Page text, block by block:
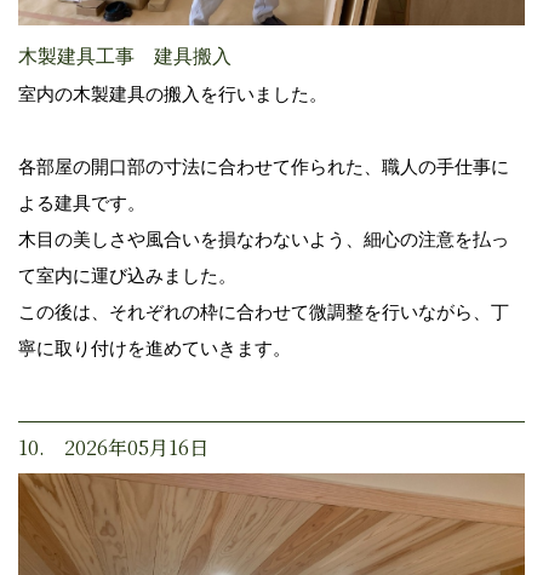
木製建具工事 建具搬入
室内の木製建具の搬入を行いました。
各部屋の開口部の寸法に合わせて作られた、職人の手仕事に
よる建具です。
木目の美しさや風合いを損なわないよう、細心の注意を払っ
て室内に運び込みました。
この後は、それぞれの枠に合わせて微調整を行いながら、丁
寧に取り付けを進めていきます。
10. 2026年05月16日